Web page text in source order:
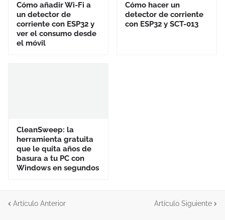
Cómo añadir Wi-Fi a
un detector de
corriente con ESP32 y
ver el consumo desde
el móvil
Cómo hacer un
detector de corriente
con ESP32 y SCT-013
CleanSweep: la
herramienta gratuita
que le quita años de
basura a tu PC con
Windows en segundos
Artículo Anterior Artículo Siguiente